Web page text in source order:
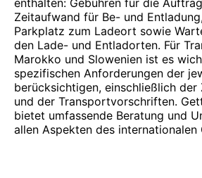
enthalten: Gebühren für die
Zeitaufwand für Be- und
Parkplatz zum Ladeort sowie
den Lade- und Entladorten. Für
Marokko und Slowenien ist es
spezifischen Anforderungen der
berücksichtigen, einschließlich der
und der Transportvorschriften.
bietet umfassende Beratung und
allen Aspekten des